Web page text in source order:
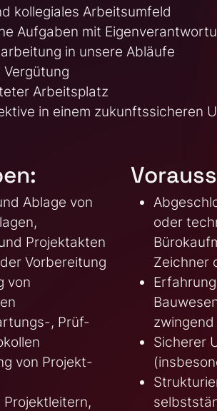
kollegiales Arbeitsumfeld
Aufgaben mit
in unsere Abläufe
Arbeitsplatz
in einem zukunftssicheren
Ablage von
Projektakten
Vorbereitung
von
, Prüf-
von Projekt-
Projektleitern,
oder
Zeichner
zwingend
Sicherer